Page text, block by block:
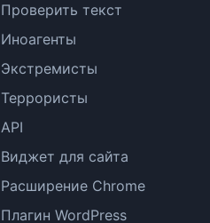
Проверить текст
Иноагенты
Экстремисты
Террористы
API
Виджет для сайта
Расширение Chrome
Плагин WordPress